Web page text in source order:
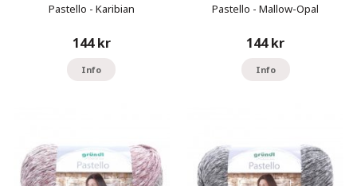
Pastello - Karibian
144 kr
Info
Pastello - Mallow-Opal
144 kr
Info